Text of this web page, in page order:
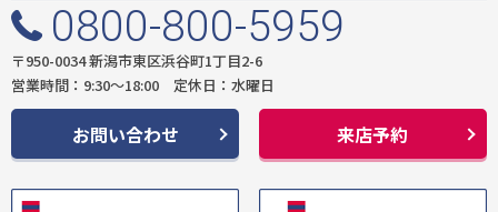
0800-800-5959
〒950-0034 新潟市東区浜谷町1丁目2-6
営業時間：9:30〜18:00 定休日：水曜日
お問い合わせ 来店予約